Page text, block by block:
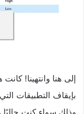
إلى هنا وانتهينا!
بإيقاف التطبيقات